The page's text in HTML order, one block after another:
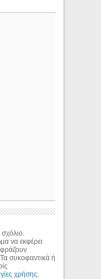
να εκφέρει
συκοφαντικά ή
χρήσης